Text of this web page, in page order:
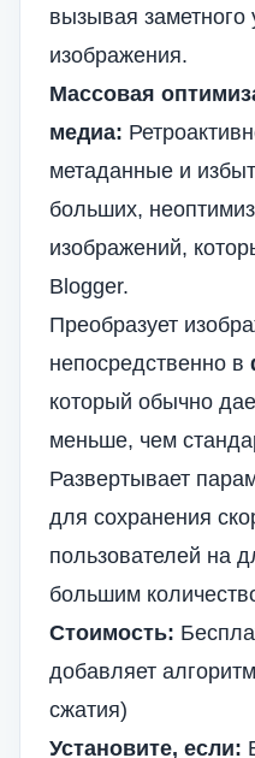
вызывая заметного
изображения.
Массовая
медиа:
метаданные и
больших,
изображений,
Blogger.
Преобразует
непосредственно в
который обычно
меньше, чем
Развертывает
для сохранения
пользователей на
большим
Стоимость:
добавляет
сжатия)
Установите, если: